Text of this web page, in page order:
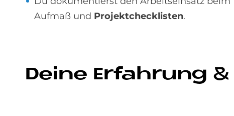
Aufmaß und Projektchecklisten.
De­i­ne Er­fah­rung